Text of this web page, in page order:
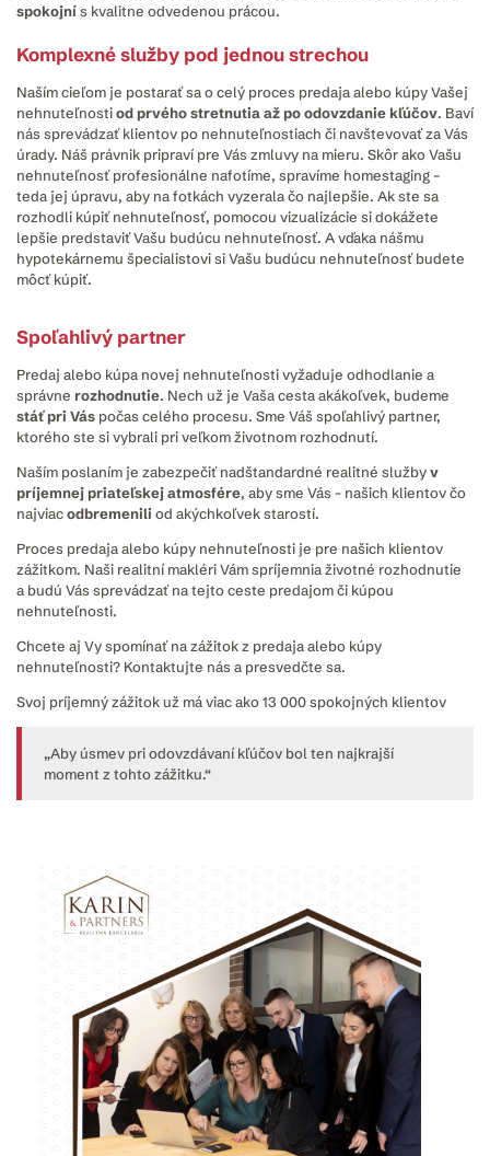
spokojnís kvalitne odvedenou prácou.
Komplexné služby pod jednou strechou
Naším cieľom je postarať sa o celý proces predaja alebo kúpy Vašej
nehnuteľnostiod prvého stretnutia až po odovzdanie kľúčov. Baví
nás sprevádzať klientov po nehnuteľnostiach či navštevovať za Vás
úrady. Náš právnik pripraví pre Vás zmluvy na mieru. Skôr ako Vašu
nehnuteľnosť profesionálne nafotíme, spravíme homestaging –
teda jej úpravu, aby na fotkách vyzerala čo najlepšie. Ak ste sa
rozhodli kúpiť nehnuteľnosť, pomocou vizualizácie si dokážete
lepšie predstaviť Vašu budúcu nehnuteľnosť. A vďaka nášmu
hypotekárnemu špecialistovi si Vašu budúcu nehnuteľnosť budete
môcť kúpiť.
Spoľahlivý partner
Predaj alebo kúpa novej nehnuteľnosti vyžaduje odhodlanie a
správne rozhodnutie. Nech už je Vaša cesta akákoľvek, budeme
stáť pri Vás počas celého procesu. Sme Váš spoľahlivý partner,
ktorého ste si vybrali pri veľkom životnom rozhodnutí.
Naším poslaním je zabezpečiť nadštandardné realitné službyv
príjemnej priateľskej atmosfére, aby sme Vás - našich klientov čo
najviacodbremenili od akýchkoľvek starostí.
Proces predaja alebo kúpy nehnuteľnosti je pre našich klientov
zážitkom. Naši realitní makléri Vám spríjemnia životné rozhodnutie
a budú Vás sprevádzať na tejto ceste predajom či kúpou
nehnuteľnosti.
Chcete aj Vy spomínať na zážitok z predaja alebo kúpy
nehnuteľnosti? Kontaktujte nás a presvedčte sa.
Svoj príjemný zážitok už má viac ako 13 000 spokojných klientov
„Aby úsmev pri odovzdávaní kľúčov bol ten najkrajší
moment z tohto zážitku.“